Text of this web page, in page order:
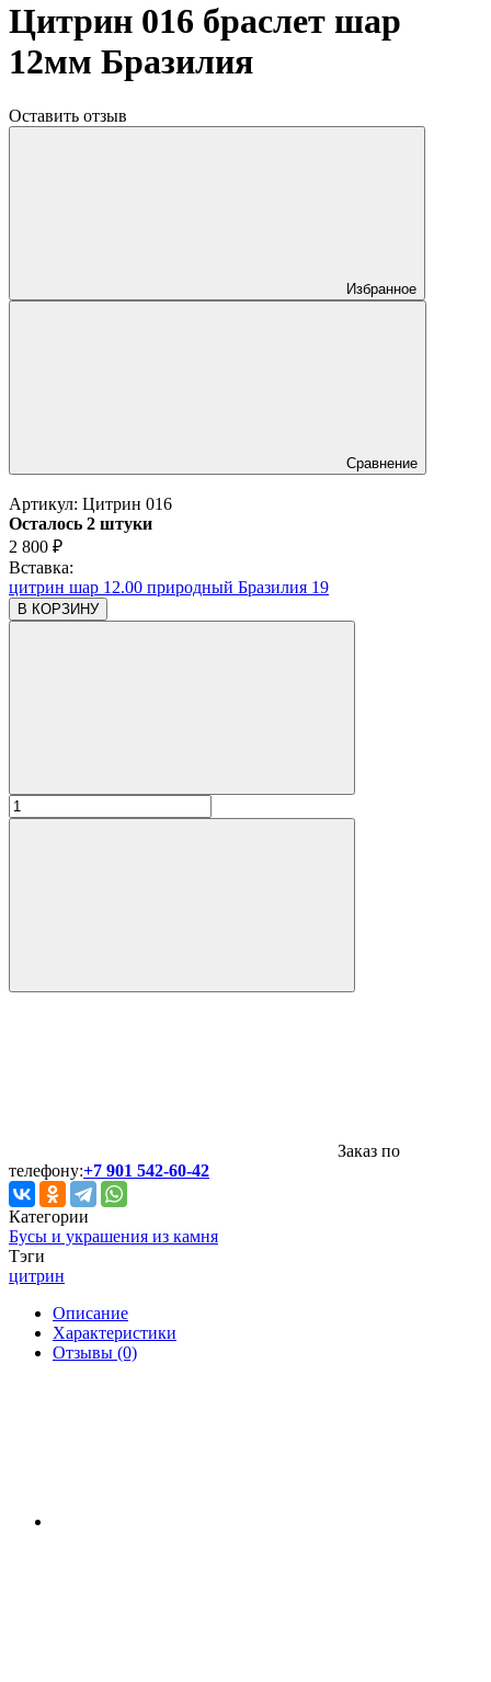
Цитрин 016 браслет шар
12мм Бразилия
Оставить отзыв
Избранное
Сравнение
Артикул: Цитрин 016
Осталось 2 штуки
2 800 ₽
Вставка:
цитрин шар 12.00 природный Бразилия 19
В КОРЗИНУ
Заказ по
телефону:+7 901 542-60-42
Категории
Бусы и украшения из камня
Тэги
цитрин
Описание
Характеристики
Отзывы (0)